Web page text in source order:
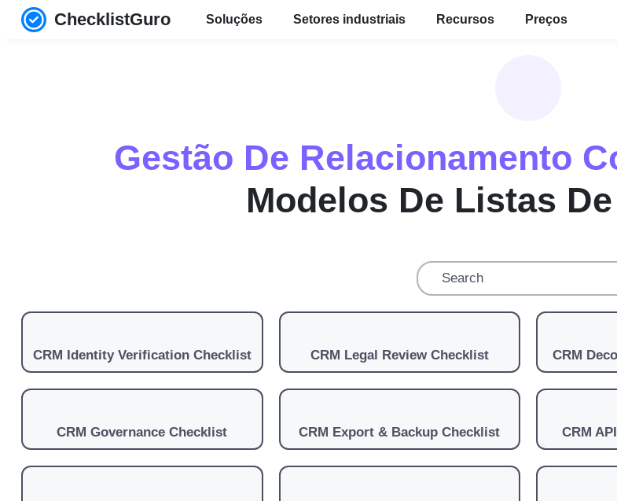
ChecklistGuro Soluções Setores industriais Recursos Preços
Gestão De Relacionamento
Modelos De Listas
CRM Identity Verification Checklist CRM Legal Review Checklist CRM
CRM Governance Checklist CRM Export & Backup Checklist CRM